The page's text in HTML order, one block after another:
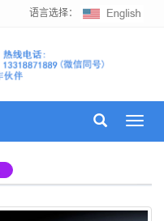
语言选择：